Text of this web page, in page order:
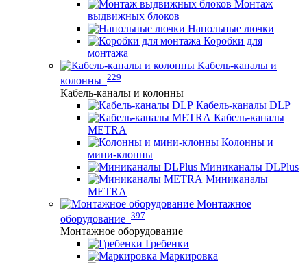
Монтаж
выдвижных блоков
Напольные лючки
Коробки для
монтажа
Кабель-каналы и
колонны 229
Кабель-каналы и колонны
Кабель-каналы DLP
Кабель-каналы
METRA
Колонны и
мини-клонны
Миниканалы DLPlus
Миниканалы
METRA
Монтажное
оборудование 397
Монтажное оборудование
Гребенки
Маркировка